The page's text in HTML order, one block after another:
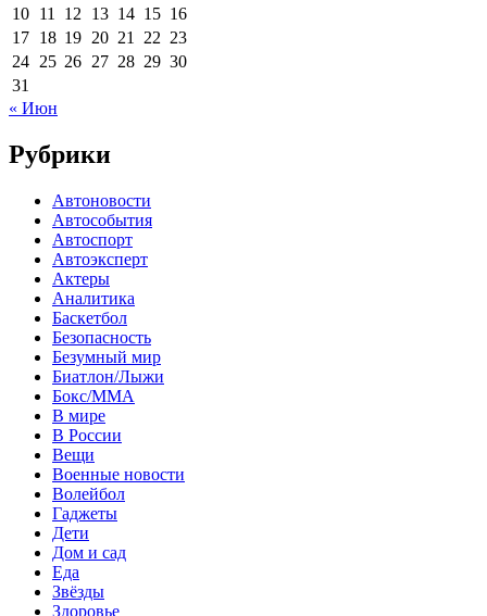
10 11 12 13 14 15 16
17 18 19 20 21 22 23
24 25 26 27 28 29 30
31
« Июн
Рубрики
Автоновости
Автособытия
Автоспорт
Автоэксперт
Актеры
Аналитика
Баскетбол
Безопасность
Безумный мир
Биатлон/Лыжи
Бокс/MMA
В мире
В России
Вещи
Военные новости
Волейбол
Гаджеты
Дети
Дом и сад
Еда
Звёзды
Здоровье